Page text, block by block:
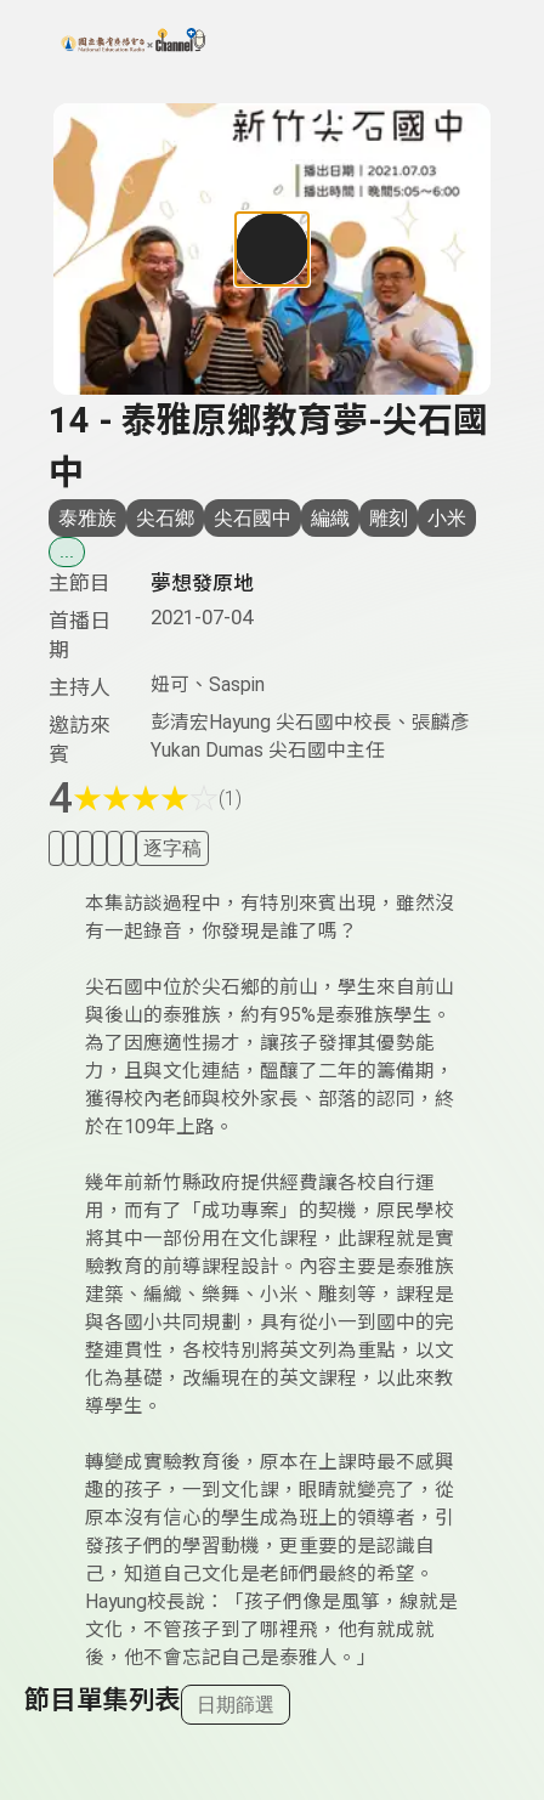
上方功能區塊
搜尋關鍵字：可輸入節目名稱、主持人或關鍵字
14 - 泰雅原鄉教育夢-尖石國
中
泰雅族 尖石鄉 尖石國中 編織 雕刻 小米
...
主節目
夢想發原地
首播日
期
2021-07-04
主持人 妞可、Saspin
邀訪來
賓
彭清宏Hayung 尖石國中校長、張麟彥
Yukan Dumas 尖石國中主任
4★★★★ (1)
逐字稿
本集訪談過程中，有特別來賓出現，雖然沒
有一起錄音，你發現是誰了嗎？
尖石國中位於尖石鄉的前山，學生來自前山
與後山的泰雅族，約有95%是泰雅族學生。
為了因應適性揚才，讓孩子發揮其優勢能
力，且與文化連結，醞釀了二年的籌備期，
獲得校內老師與校外家長、部落的認同，終
於在109年上路。
幾年前新竹縣政府提供經費讓各校自行運
用，而有了「成功專案」的契機，原民學校
將其中一部份用在文化課程，此課程就是實
驗教育的前導課程設計。內容主要是泰雅族
建築、編織、樂舞、小米、雕刻等，課程是
與各國小共同規劃，具有從小一到國中的完
整連貫性，各校特別將英文列為重點，以文
化為基礎，改編現在的英文課程，以此來教
導學生。
轉變成實驗教育後，原本在上課時最不感興
趣的孩子，一到文化課，眼睛就變亮了，從
原本沒有信心的學生成為班上的領導者，引
發孩子們的學習動機，更重要的是認識自
己，知道自己文化是老師們最終的希望。
Hayung校長說：「孩子們像是風箏，線就是
文化，不管孩子到了哪裡飛，他有就成就
後，他不會忘記自己是泰雅人。」
節目單集列表 日期篩選